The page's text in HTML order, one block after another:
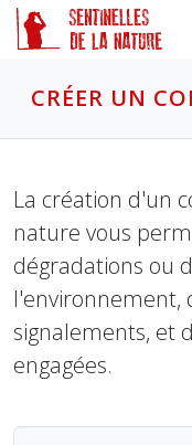
CRÉER UN
La création d'un
nature vous
dégradations ou
l'environnement,
signalements, et
engagées.
Panneau de gestion